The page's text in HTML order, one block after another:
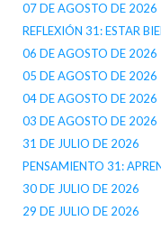
07 DE AGOSTO DE 2026
REFLEXIÓN 31: ESTAR
06 DE AGOSTO DE 2026
05 DE AGOSTO DE 2026
04 DE AGOSTO DE 2026
03 DE AGOSTO DE 2026
31 DE JULIO DE 2026
PENSAMIENTO 31:
30 DE JULIO DE 2026
29 DE JULIO DE 2026